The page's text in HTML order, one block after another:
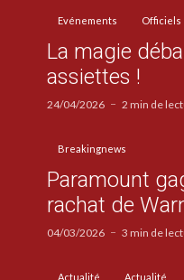
Evénements Officiels
La magie
assiettes !
24/04/2026 2 min de
Breakingnews
Paramount
rachat de
04/03/2026 3 min de
Actualité Actualité